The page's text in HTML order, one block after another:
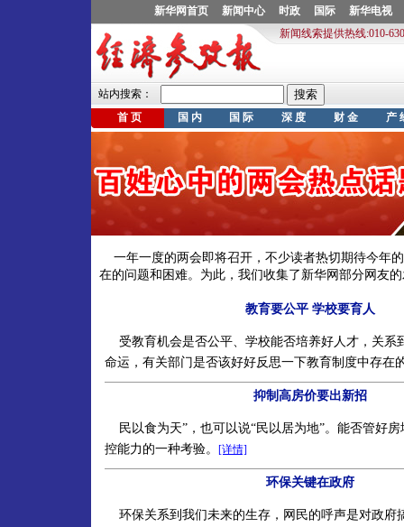
一年一度的两会即将召开，不少读者热切期待今年
在的问题和困难。为此，我们收集了新华网部分网友
教育要公平 学校要育人
受教育机会是否公平、学校能否培养好人才，关系
命运，有关部门是否该好好反思一下教育制度中存在
抑制高房价要出新招
民以食为天”，也可以说“民以居为地”。能否管好
控能力的一种考验。
[详情]
环保关键在政府
环保关系到我们未来的生存，网民的呼声是对政府